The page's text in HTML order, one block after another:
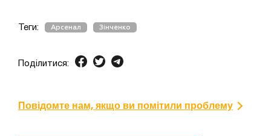
Теги: Арсенал Зінченко
Поділитися:
Повідомте нам, якщо ви помітили проблему